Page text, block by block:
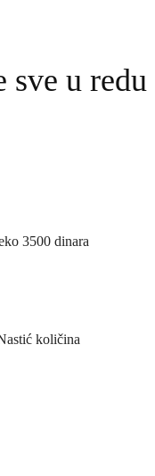
3500 dinara
sve u redu
količina